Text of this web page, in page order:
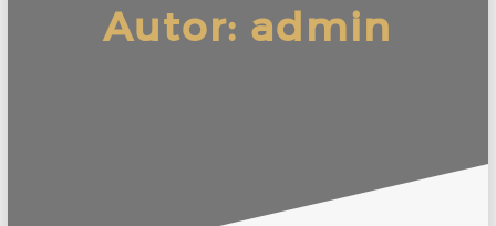
Autor: admin